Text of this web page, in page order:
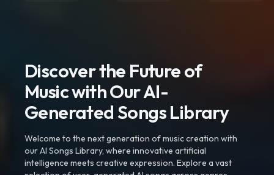
Discover the Future of
Music with Our AI-
Generated Songs Library
Welcome to the next generation of music creation with
our AI Songs Library, where innovative artificial
intelligence meets creative expression. Explore a vast